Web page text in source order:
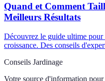
Quand et Comment
Meilleurs Résultats
Découvrez le guide ultime
croissance. Des conseils
Conseils Jardinage
Votre source d'information